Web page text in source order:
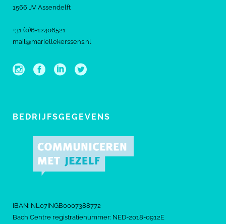
1566 JV Assendelft
+31 (0)6-12406521
mail@mariellekerssens.nl
BEDRIJFSGEGEVENS
IBAN: NL07INGB0007388772
Bach Centre registratienummer: NED-2018-0912E